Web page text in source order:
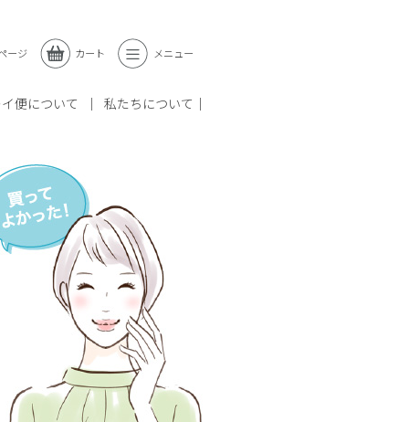
ージ カート メニュー
便について 私たちについて